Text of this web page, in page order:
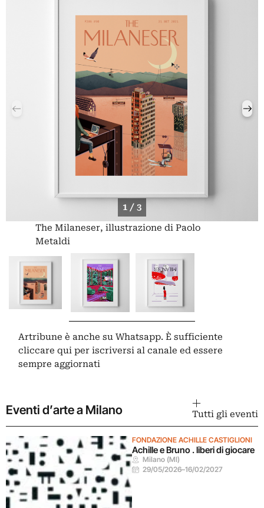
1 / 3
The Milaneser, illustrazione di Paolo
Metaldi
Artribune è anche su Whatsapp. È sufficiente
cliccare qui per iscriversi al canale ed essere
sempre aggiornati
Eventi d’arte a Milano Tutti gli eventi
FONDAZIONE ACHILLE CASTIGLIONI
Achille e Bruno . liberi di giocare
Milano (MI)
29/05/2026–16/02/2027